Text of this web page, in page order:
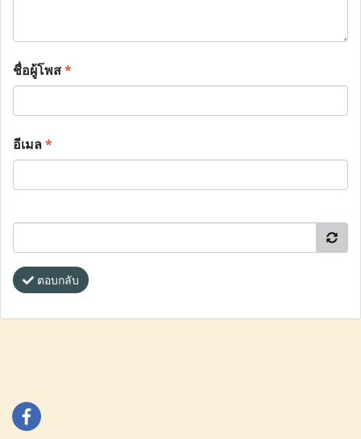
ชื่อผู้โพส*
อีเมล*
ตอบกลับ